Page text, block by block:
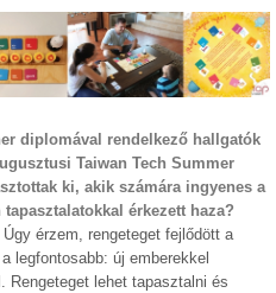
diplomával rendelkező hallgatók
Taiwan Tech Summer
ki, akik számára ingyenes a
érkezett haza?
érzem, rengeteget fejlődött a
legfontosabb: új emberekkel
Rengeteget lehet tapasztalni és